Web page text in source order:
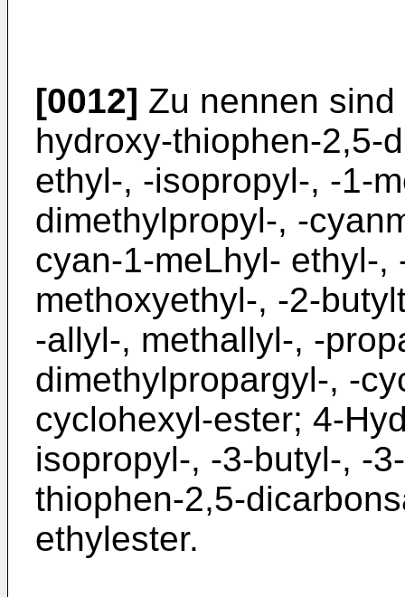
[0012] Zu nennen
hydroxy-thiophen-2,5-
ethyl-, -isopropyl-, -1-
dimethylpropyl-, -
cyan-1-meLhyl- ethyl-,
methoxyethyl-, -2-
-allyl-, methallyl-, -
dimethylpropargyl-, -
cyclohexyl-ester; 4-
isopropyl-, -3-butyl-, -
thiophen-2,5-
ethylester.